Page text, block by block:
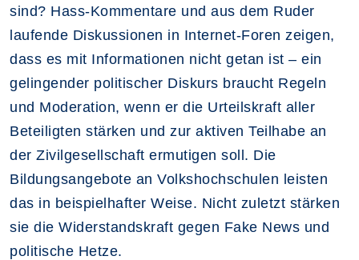
sind? Hass-Kommentare und aus dem Ruder
laufende Diskussionen in Internet-Foren zeigen,
dass es mit Informationen nicht getan ist – ein
gelingender politischer Diskurs braucht Regeln
und Moderation, wenn er die Urteilskraft aller
Beteiligten stärken und zur aktiven Teilhabe an
der Zivilgesellschaft ermutigen soll. Die
Bildungsangebote an Volkshochschulen leisten
das in beispielhafter Weise. Nicht zuletzt stärken
sie die Widerstandskraft gegen Fake News und
politische Hetze.